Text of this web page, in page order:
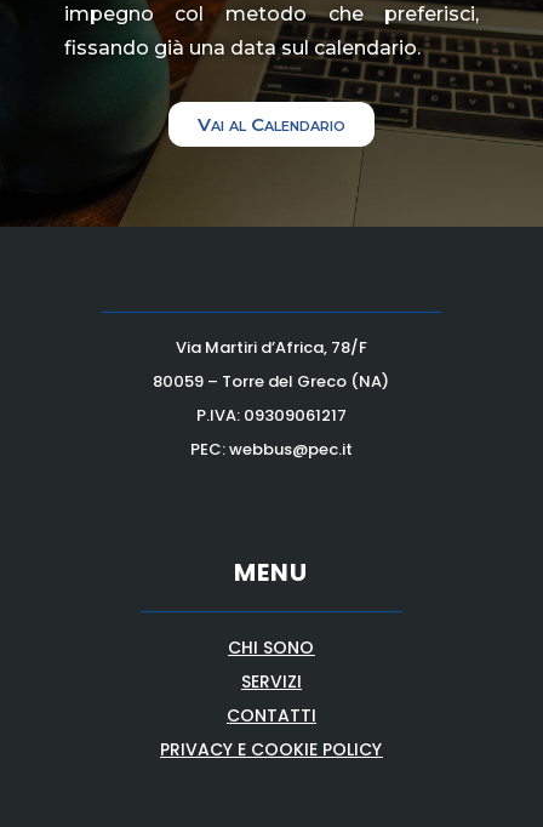
impegno col metodo che preferisci,
fissando già una data sul calendario.
Vai al Calendario
Via Martiri d’Africa, 78/F
80059 – Torre del Greco (NA)
P.IVA: 09309061217
PEC: webbus@pec.it
MENU
CHI SONO
SERVIZI
CONTATTI
PRIVACY E COOKIE POLICY